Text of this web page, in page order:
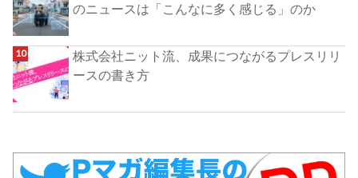
のニュースは「こんなに多く感じる」のか
株式会社ニット流、成果につながるプレスリリ
ースの書き方